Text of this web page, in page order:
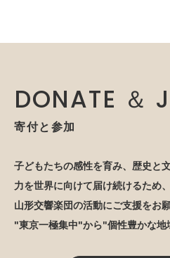
DONATE ＆
寄付と参加
子どもたちの感性を育み、歴史と
力を世界に向けて届け続けるため、
山形交響楽団の活動にご支援をお
"東京一極集中"から"個性豊かな